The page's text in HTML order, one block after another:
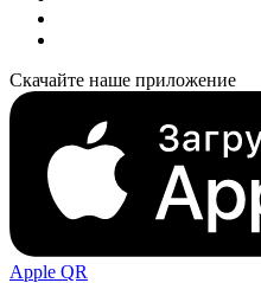
Скачайте наше приложение
Apple QR